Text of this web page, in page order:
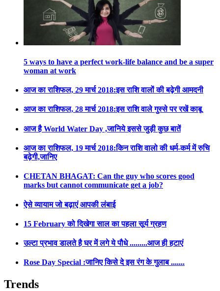
5 ways to have a perfect work-life balance and be a super
woman at work
आज का राशिफल, 29 मार्च 2018:इस राशि वालों की बढ़ेगी आमदनी
आज का राशिफल, 28 मार्च 2018:इस राशि वाले गुस्से पर रखें काबू
आज है World Water Day ,जानिये इससे जुड़ी कुछ बातें
आज का राशिफल, 19 मार्च 2018:किन राशि वालो की धर्म-कर्म में रुचि
बढ़ेगी,जानिए
CHETAN BHAGAT: Can the guy who scores good
marks but cannot communicate get a job?
ऐसे व्यायाम जो बढ़ाएं आपकी लंबाई
15 February को दिखेगा साल का पहला सूर्य ग्रहण
उल्टा प्रभाव डालते है घर में लगे ये पौधे .........आज ही हटाएं
Rose Day Special :जानिए किसे दे इस रंग के गुलाब .......
Trends